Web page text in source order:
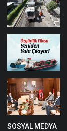
SOSYAL MEDYA